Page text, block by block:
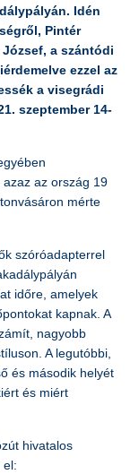
Idén
Pintér
a szántódi
ezzel az
a visegrádi
szeptember 14-
az ország 19
mérte
szóróadapterrel
időre, amelyek
kapnak. A
nagyobb
A legutóbbi,
és második helyét
és miért
hivatalos
el: